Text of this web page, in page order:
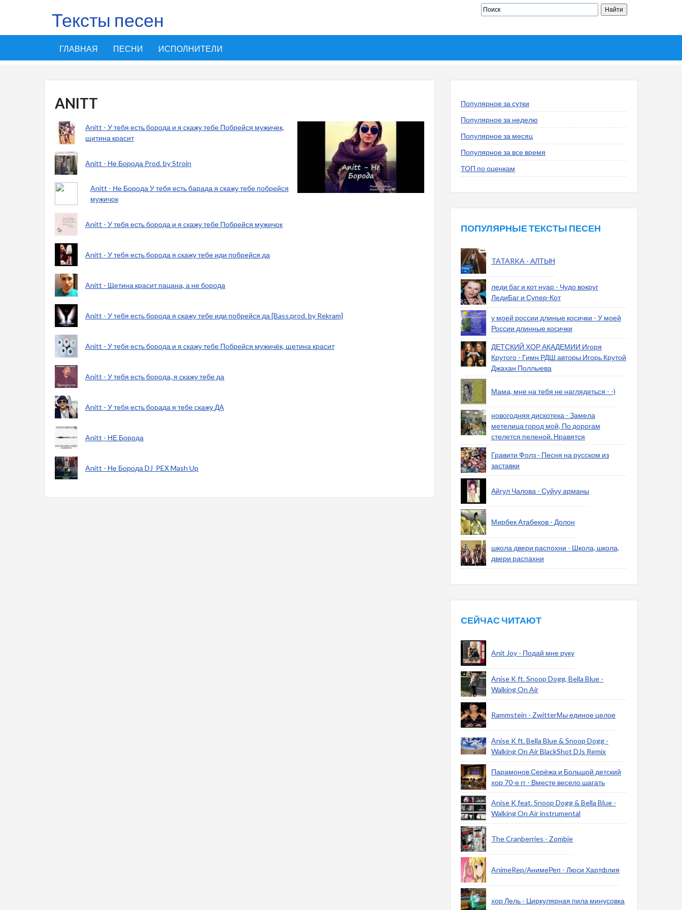
Тексты песен
ГЛАВНАЯ ПЕСНИ ИСПОЛНИТЕЛИ
ANITT
Anitt - У тебя есть борода и я скажу тебе Побрейся мужичек,
щитина красит
Anitt - Не Борода Prod. by Stroin
Anitt - Не Борода У тебя есть барада я скажу тебе побрейся
мужичок
Anitt - У тебя есть борода и я скажу тебе Побрейся мужичок
Anitt - У тебя есть борода я скажу тебе иди побрейся да
Anitt - Щетина красит пацана, а не борода
Anitt - У тебя есть борода я скажу тебе иди побрейся да [Bass.prod. by Rekram]
Anitt - У тебя есть борода и я скажу тебе Побрейся мужичёк, щетина красит
Anitt - У тебя есть борода, я скажу тебе да
Anitt - У тебя есть борада я тебе скажу ДА
Anitt - НЕ Борода
Anitt - Не Борода DJ_PEX Mash Up
Популярное за сутки
Популярное за неделю
Популярное за месяц
Популярное за все время
ТОП по оценкам
ПОПУЛЯРНЫЕ ТЕКСТЫ ПЕСЕН
TATARKA - АЛТЫН
леди баг и кот нуар - Чудо вокруг
ЛедиБаг и Супер-Кот
у моей россии длиные косички - У моей
России длинные косички
ДЕТСКИЙ ХОР АКАДЕМИИ Игоря
Крутого - Гимн РДШ авторы Игорь Крутой
Джахан Поллыева
Мама, мне на тебя не наглядеться - -)
новогодняя дискотека - Замела
метелица город мой, По дорогам
стелется пеленой. Нравятся
Гравити Фолз - Песня на русском из
заставки
Айгул Чалова - Суйуу арманы
Мирбек Атабеков - Долон
школа двери распохни - Школа, школа,
двери распахни
СЕЙЧАС ЧИТАЮТ
Anit Joy - Подай мне руку
Anise K ft. Snoop Dogg, Bella Blue -
Walking On Air
Rammstein - ZwitterМы единое целое
Anise K ft. Bella Blue & Snoop Dogg -
Walking On Air BlackShot DJs Remix
Парамонов Серёжа и Большой детский
хор 70-е гг - Вместе весело шагать
Anise K feat. Snoop Dogg & Bella Blue -
Walking On Air instrumental
The Cranberries - Zombie
AnimeRep/АнимеРеп - Люси Хартфлия
хор Лель - Циркулярная пила минусовка